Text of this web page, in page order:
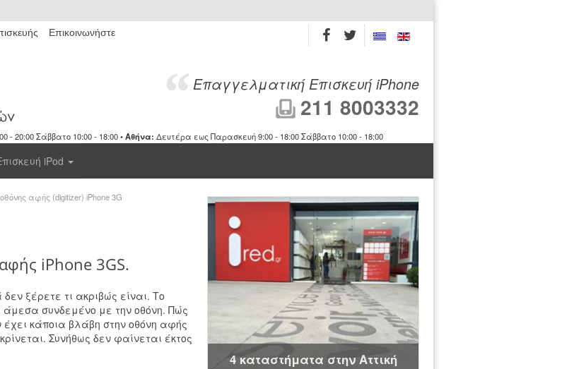
Επικοινωνήστε
Επαγγελματική Επισκευή iPhone
211 8003332
20:00 Σάββατο 10:00 - 18:00 •Αθήνα: Δευτέρα εως Παρασκευή 9:00 - 18:00 Σάββατο 10:00 - 18:00
iPod
αφής (digitizer) iPhone 3G
iPhone 3GS.
ξέρετε τι ακριβώς είναι. Το
άμεσα συνδεμένο με την οθόνη. Πώς
κάποια βλάβη στην οθόνη αφής
Συνήθως δεν φαίνεται έκτος
4 καταστήματα στην Αττική